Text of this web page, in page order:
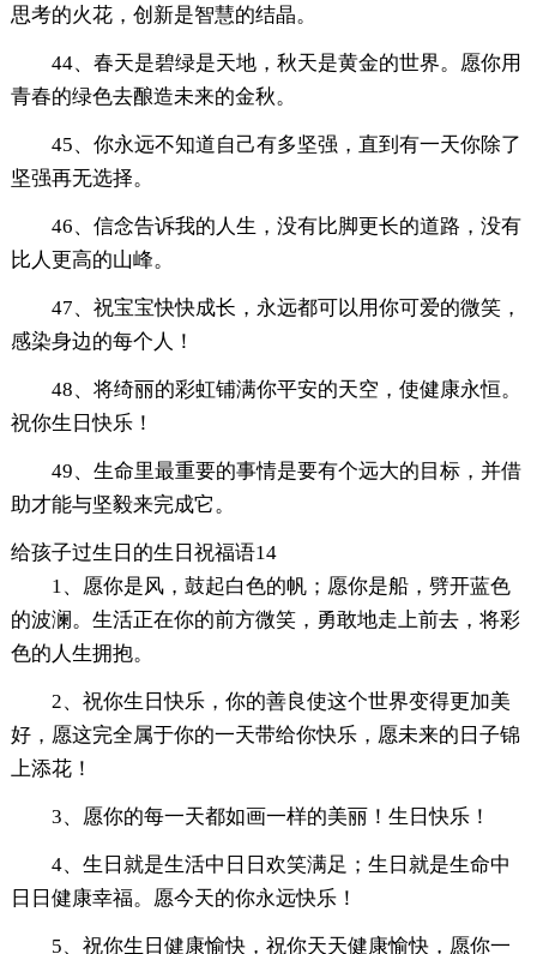
思考的火花，创新是智慧的结晶。
44、春天是碧绿是天地，秋天是黄金的世界。愿你用
青春的绿色去酿造未来的金秋。
45、你永远不知道自己有多坚强，直到有一天你除了
坚强再无选择。
46、信念告诉我的人生，没有比脚更长的道路，没有
比人更高的山峰。
47、祝宝宝快快成长，永远都可以用你可爱的微笑，
感染身边的每个人！
48、将绮丽的彩虹铺满你平安的天空，使健康永恒。
祝你生日快乐！
49、生命里最重要的事情是要有个远大的目标，并借
助才能与坚毅来完成它。
给孩子过生日的生日祝福语14
1、愿你是风，鼓起白色的帆；愿你是船，劈开蓝色
的波澜。生活正在你的前方微笑，勇敢地走上前去，将彩
色的人生拥抱。
2、祝你生日快乐，你的善良使这个世界变得更加美
好，愿这完全属于你的一天带给你快乐，愿未来的日子锦
上添花！
3、愿你的每一天都如画一样的美丽！生日快乐！
4、生日就是生活中日日欢笑满足；生日就是生命中
日日健康幸福。愿今天的你永远快乐！
5、祝你生日健康愉快，祝你天天健康愉快，愿你一